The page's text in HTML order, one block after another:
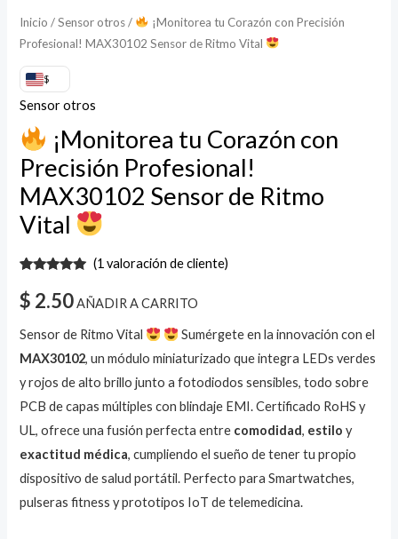
Inicio /Sensor otros/
¡Monitorea tu Corazón con Precisión
Profesional! MAX30102 Sensor de Ritmo Vital
$
Sensor otros
¡Monitorea tu Corazón con
Precisión Profesional!
MAX30102 Sensor de Ritmo
Vital
con5.00de
5 en base
de un
(1valoración de cliente)
$ 2.50 AÑADIR A CARRITO
Sensor de Ritmo Vital
Sumérgete en la innovación con el
MAX30102, un módulo miniaturizado que integra LEDs verdes
y rojos de alto brillo junto a fotodiodos sensibles, todo sobre
PCB de capas múltiples con blindaje EMI. Certificado RoHS y
UL, ofrece una fusión perfecta entre comodidad, estilo y
exactitud médica, cumpliendo el sueño de tener tu propio
dispositivo de salud portátil. Perfecto para Smartwatches,
pulseras fitness y prototipos IoT de telemedicina.